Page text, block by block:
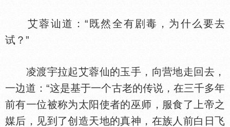
艾蓉讪道：“既然全有剧毒，为什么要去
试？”
凌渡宇拉起艾蓉仙的玉手，向营地走回去，
一边道：“这是基于一个古老的传说，在三千多年
前有一位被称为太阳使者的巫师，服食了上帝之
媒后，见到了创造天地的真神，在族人前白日飞